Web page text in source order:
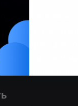
для легкого
врага для
ESP для
расстояние и